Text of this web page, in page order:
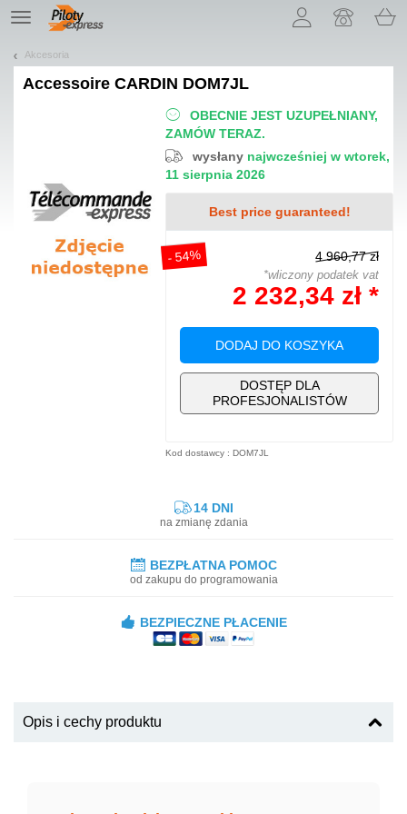
TE
navigation
Akcesoria
Accessoire CARDIN DOM7JL
OBECNIE JEST UZUPEŁNIANY,
ZAMÓW TERAZ.
wysłany najwcześniej w wtorek,
11 sierpnia 2026
Best price guaranteed!
- 54% 4 960,77 zł
*wliczony podatek vat
2 232,34 zł *
DODAJ DO KOSZYKA
DOSTĘP DLA
PROFESJONALISTÓW
Kod dostawcy : DOM7JL
14 DNI
na zmianę zdania
BEZPŁATNA POMOC
od zakupu do programowania
BEZPIECZNE PŁACENIE
Opis i cechy produktu
Pozwól, że przedstawimy nasze ciasteczka!